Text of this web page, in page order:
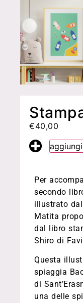
€40,00
Per
secondo
illustrato
Matita
dal libro
Shiro di
Questa
spiaggia
di
una delle